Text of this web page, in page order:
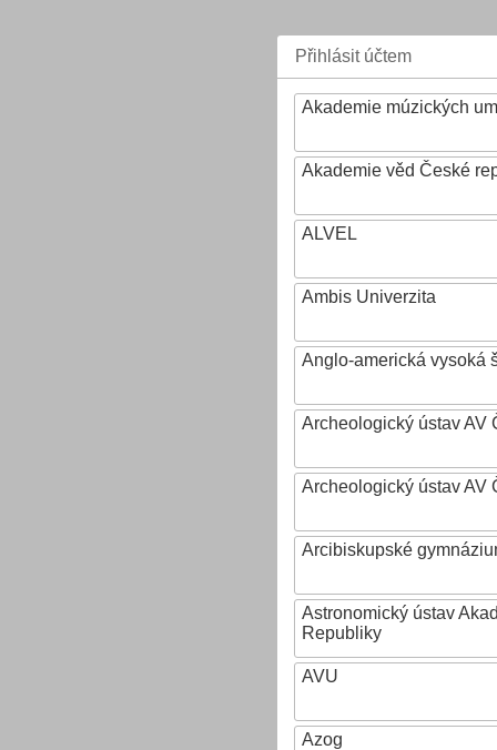
Přihlásit účtem
Akademie múzických
Akademie věd České
ALVEL
Ambis Univerzita
Anglo-americká vysoká
Archeologický ústav AV
Archeologický ústav AV
Arcibiskupské
Astronomický ústav
Republiky
AVU
Azog